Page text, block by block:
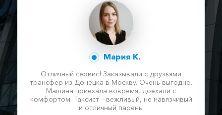
Мария К.
Отличный сервис! Заказывали с друзьями
трансфер из Донецка в Москву. Очень выгодно.
Машина приехала вовремя, доехали с
комфортом. Таксист – вежливый, не навязчивый
и отличный парень.